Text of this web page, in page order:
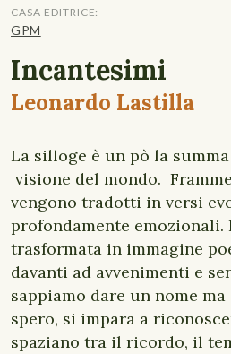
CASA EDITRICE:
GPM
Incantesimi
Leonardo Lastilla
La silloge è un pò la
visione del mondo.
vengono tradotti in versi
profondamente emozionali.
trasformata in immagine
davanti ad avvenimenti e
sappiamo dare un nome
spero, si impara a
spaziano tra il ricordo, il